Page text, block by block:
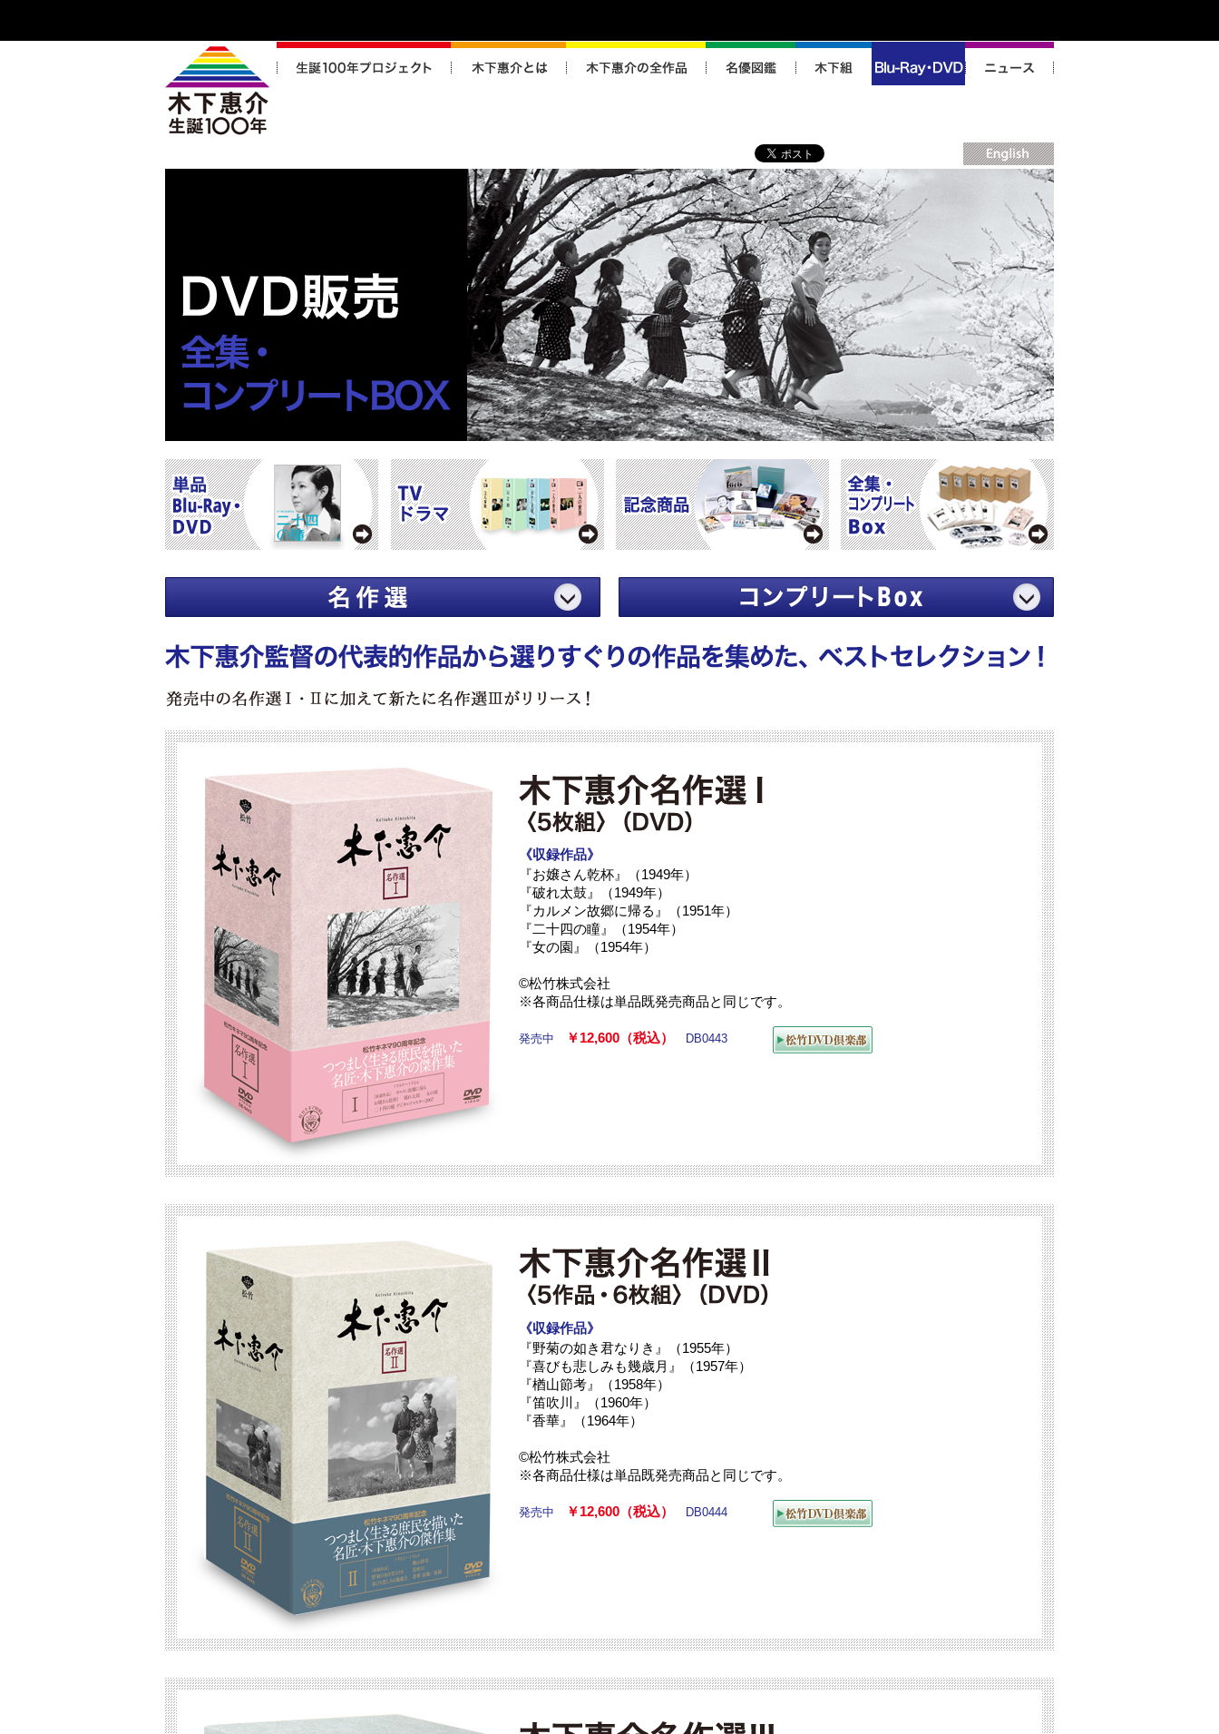
《収録作品》
『お嬢さん乾杯』（1949年）
『破れ太鼓』（1949年）
『カルメン故郷に帰る』（1951年）
『二十四の瞳』（1954年）
『女の園』（1954年）
©松竹株式会社
※各商品仕様は単品既発売商品と同じです。
発売中 ￥12,600（税込） DB0443
《収録作品》
『野菊の如き君なりき』（1955年）
『喜びも悲しみも幾歳月』（1957年）
『楢山節考』（1958年）
『笛吹川』（1960年）
『香華』（1964年）
©松竹株式会社
※各商品仕様は単品既発売商品と同じです。
発売中 ￥12,600（税込） DB0444